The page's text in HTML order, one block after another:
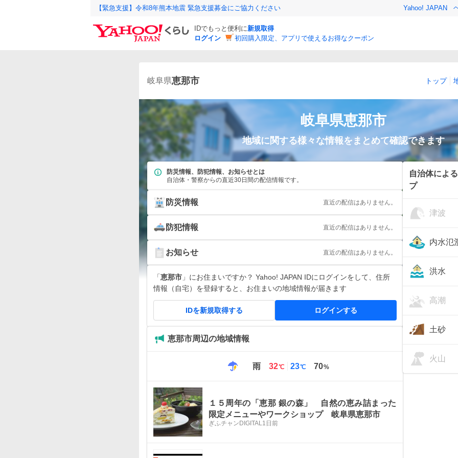
【緊急支援】令和8年熊本地震 緊急支援募金にご協力ください Yahoo! JAPAN
IDでもっと便利に新規取得
ログイン
初回購入限定、アプリで使えるお得なクーポン
岐阜県恵那市 トップ
岐阜県恵那市
地域に関する様々な情報をまとめて確認できます
防災情報、防犯情報、お知らせとは
自治体・警察からの直近30日間の配信情報です。
防災情報 直近の配信はありません。
防犯情報 直近の配信はありません。
お知らせ 直近の配信はありません。
「恵那市 」にお住まいですか？ Yahoo! JAPAN IDにログインをして、住所
情報（自宅）を登録すると、お住まいの地域情報が届きます
IDを新規取得する ログインする
恵那市周辺の地域情報
雨
最
32℃
最
23℃ 70%
１５周年の「恵那 銀の森」 自然の恵み詰まった
限定メニューやワークショップ 岐阜県恵那市
ぎふチャンDIGITAL 1日前
自治体によ
プ
津波
内水氾
洪水
高潮
土砂
火山